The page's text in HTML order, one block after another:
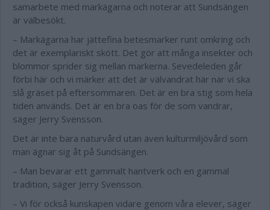
samarbete med markägarna och noterar att Sundsängen
är välbesökt.
– Markägarna har jättefina betesmarker runt omkring och
det är exemplariskt skött. Det gör att många insekter och
blommor sprider sig mellan markerna. Sevedeleden går
förbi här och vi märker att det är välvandrat här när vi ska
slå gräset på eftersommaren. Det är en bra stig som hela
tiden används. Det är en bra oas för de som vandrar,
säger Jerry Svensson.
Det är inte bara naturvård utan även kulturmiljövård som
man ägnar sig åt på Sundsängen.
– Man bevarar ett gammalt hantverk och en gammal
tradition, säger Jerry Svensson.
– Vi för också kunskapen vidare genom våra elever, säger